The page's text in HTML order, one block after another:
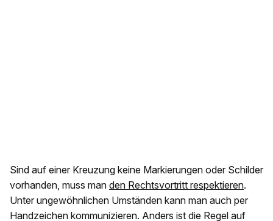
Sind auf einer Kreuzung keine Markierungen oder Schilder
vorhanden, muss man den Rechtsvortritt respektieren.
Unter ungewöhnlichen Umständen kann man auch per
Handzeichen kommunizieren. Anders ist die Regel auf